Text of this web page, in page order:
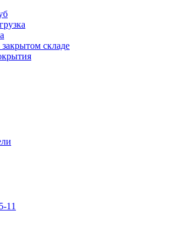
складе
11